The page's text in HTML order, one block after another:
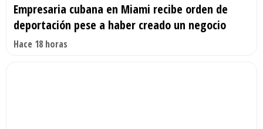
Empresaria cubana en Miami recibe orden de
deportación pese a haber creado un negocio
Hace 18 horas